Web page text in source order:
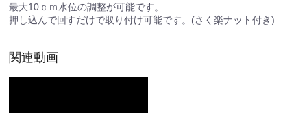
最大10ｃｍ水位の調整が可能です。
押し込んで回すだけで取り付け可能です。(さく楽ナット付き)
関連動画